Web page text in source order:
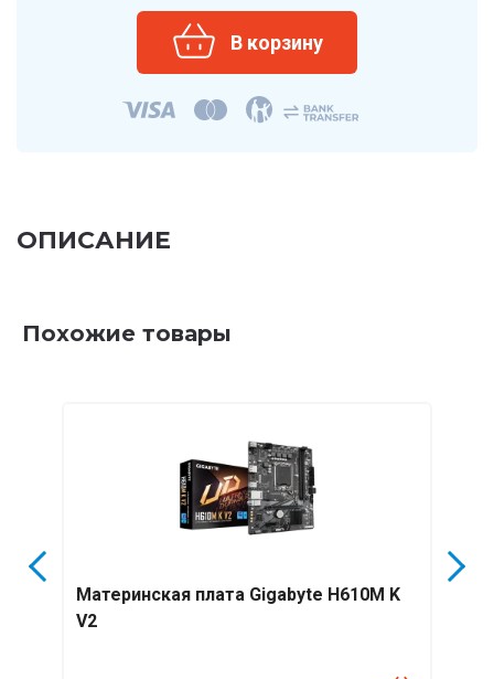
ОПИСАНИЕ
Похожие товары
Материнская плата Gigabyte H610M K
V2